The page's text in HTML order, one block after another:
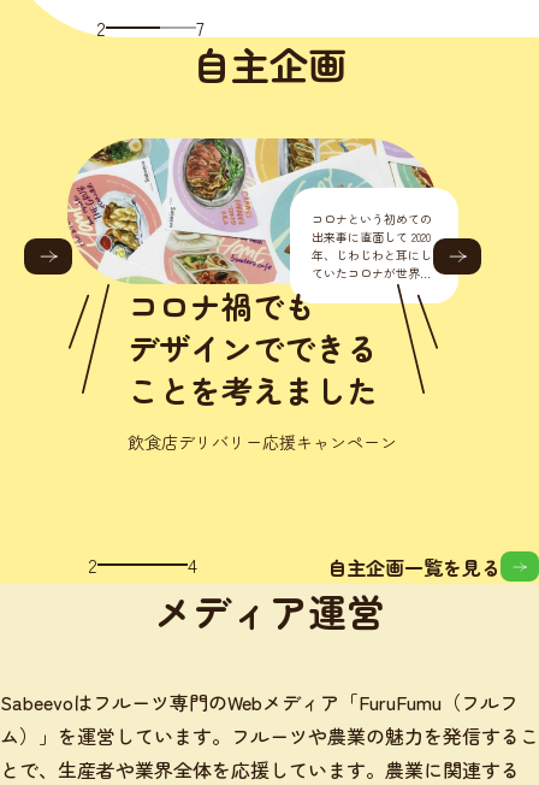
2 7
自主企画
コロナという初めての
出来事に直面して 2020
年、じわじわと耳にし
ていたコロナが世界的
に流行り始めました。
正直こんな様々なとこ
ろに影響が出るなんて
思いもし
コロナ禍でも
デザインでできる
ことを考えました
飲食店デリバリー応援キャンペーン
2 4 自主企画一覧を見る
メディア運営
Sabeevoはフルーツ専門のWebメディア「FuruFumu（フルフ
ム）」を運営しています。フルーツや農業の魅力を発信するこ
とで、生産者や業界全体を応援しています。農業に関連する